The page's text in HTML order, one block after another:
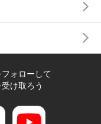
ォローして
け取ろう